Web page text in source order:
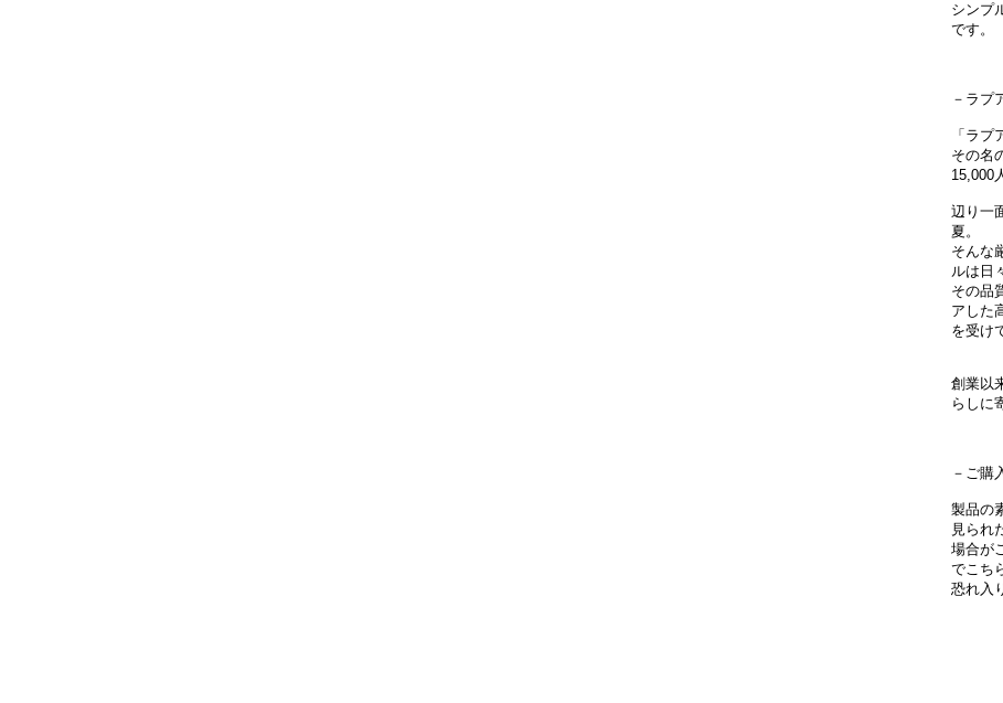
シンプ
です。
－ラプ
「ラ
その名
15,000
辺り一
夏。
そんな
ルは日
その品
アした
を受け
創業以
らしに
－ご購
製品の
見られ
場合が
でこち
恐れ入